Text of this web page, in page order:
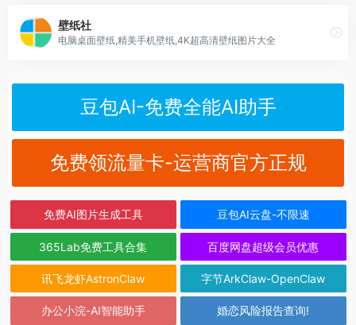
壁纸社
电脑桌面壁纸,精美手机壁纸,4K超高清壁纸图片大全
豆包AI-免费全能AI助手
免费领流量卡-运营商官方正规
免费AI图片生成工具 豆包AI云盘-不限速
365Lab免费工具合集 百度网盘超级会员优惠
讯飞龙虾AstronClaw 字节ArkClaw-OpenClaw
办公小浣-AI智能助手 婚恋风险报告查询!